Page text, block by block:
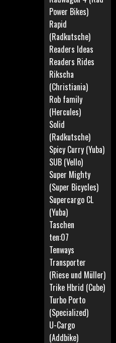
Power Bikes)
Rapid
(Radkutsche)
Readers Ideas
Readers Rides
Rikscha
(Christiania)
Rob family
(Hercules)
Solid
(Radkutsche)
Spicy Curry (Yuba)
SUB (Vello)
Super Mighty
(Super Bicycles)
Supercargo CL
(Yuba)
Taschen
ten:07
Tenways
Transporter
(Riese und Müller)
Trike Hbrid (Cube)
Turbo Porto
(Specialized)
U-Cargo
(Addbike)